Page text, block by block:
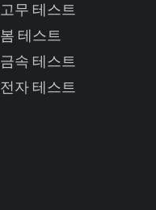
고무 테스트
봄 테스트
금속 테스트
전자 테스트